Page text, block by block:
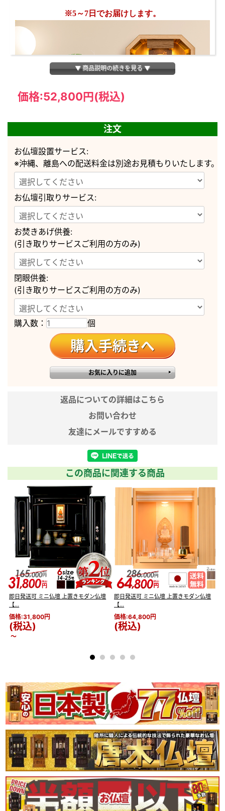
※5～7日でお届けします。
手元供養ステージ
みずほ オーク 13号
【商品説明】
春のぬくもりを感じさせる桜のモチーフと柔らかなLEDの灯
りが調和し、大切な人への想いを美しく照らす手元供養ステ
ージ「みずほ オーク 13号」。
上品な木目と洗練されたデザインが、日々の祈りの時間を静
かに、そして心豊かに彩ります。
■サイズ・重量
高さ約40×幅約37×奥行約24.5cm 約69kg
■原産国
■正面表面材
台輪：オーク薄板張り
■機能
LEDダウンライト
■宗派
こちらのミニ骨壷は、すべてのご宗派でお祀りいただけま
す。
曹洞宗 真言宗 浄土真宗 西 東 本願寺派 大谷派 日蓮宗 浄土宗
時宗 天台宗 臨済宗 妙心寺派 禅宗 無宗派 他
※こちらは仏壇単品商品です。仏具、りんは含まれません。
※実際のサイズと若干異なる場合がございます。
※実際の商品と色味が若干異なって見える場合がございます。
心に寄り添う、
▼ 商品説明の続きを見る ▼
価格:52,800円 (税込)
注文
お仏壇設置サービス:
※沖縄、離島への配送料金は別途お見積もりいたします。
お仏壇引取りサービス:
お焚きあげ供養:
(引き取りサービスご利用の方のみ)
閉眼供養:
(引き取りサービスご利用の方のみ)
購入数： 個
返品についての詳細はこちら
お問い合わせ
友達にメールですすめる
この商品に関連する商品
即日発送可 ミニ仏壇 上置きモダン仏壇
【...
価格:31,800円
(税込)
～
即日発送可 ミニ仏壇 上置きモダン仏壇
【...
価格:64,800円
(税込)